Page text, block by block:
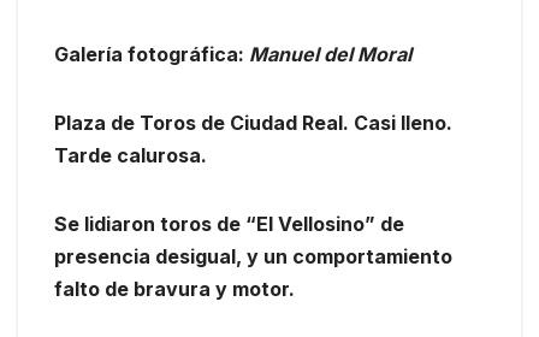
Galería fotográfica: Manuel del Moral
Plaza de Toros de Ciudad Real. Casi lleno.
Tarde calurosa.
Se lidiaron toros de “El Vellosino” de
presencia desigual, y un comportamiento
falto de bravura y motor.